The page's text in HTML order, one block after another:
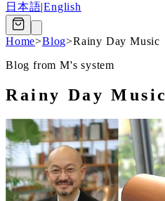
日本語|English
Home>Blog>Rainy Day Music
Blog from M's system
Rainy Day Music